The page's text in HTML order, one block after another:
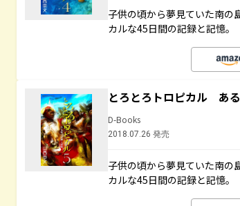
子供の頃から夢見ていた南の
カルな45日間の記録と記憶。
とろとろトロピカル あ
D-Books
2018.07.26 発売
子供の頃から夢見ていた南の
カルな45日間の記録と記憶。